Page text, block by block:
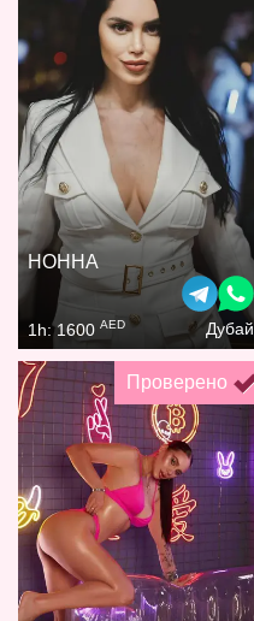
НОННА
1h: 1600 AED Дубай
Проверено